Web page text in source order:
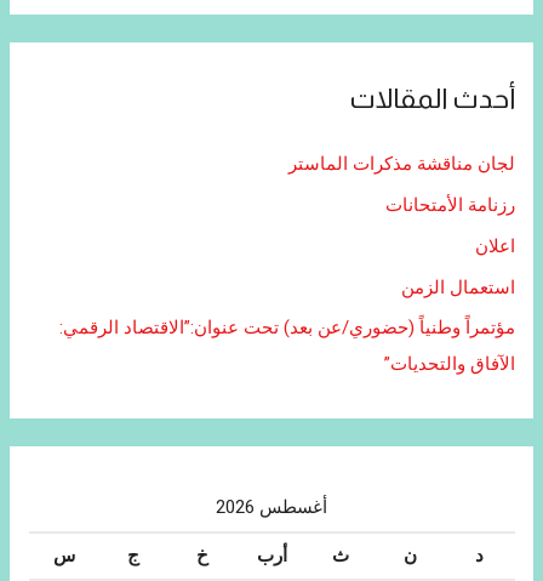
أحدث المقالات
لجان مناقشة مذكرات الماستر
رزنامة الأمتحانات
اعلان
استعمال الزمن
مؤتمراً وطنياً (حضوري/عن بعد) تحت عنوان:”الاقتصاد الرقمي:
الآفاق والتحديات”
أغسطس 2026
د ن ث أرب خ ج س